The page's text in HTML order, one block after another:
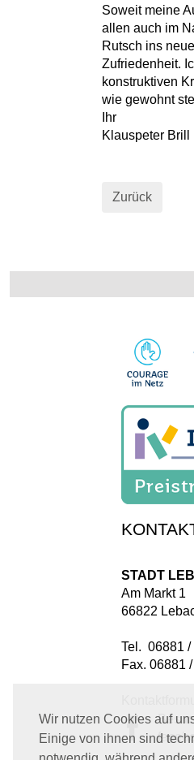
Wir nutzen Cookies auf
Einige von ihnen sind
Soweit meine
allen auch im
Rutsch ins
Zufriedenheit.
konstruktiven
wie gewohnt
Ihr
Klauspeter Brill
Zurück
STADT
Am Markt 1
66822
Tel. 06881 /
Fax. 06881